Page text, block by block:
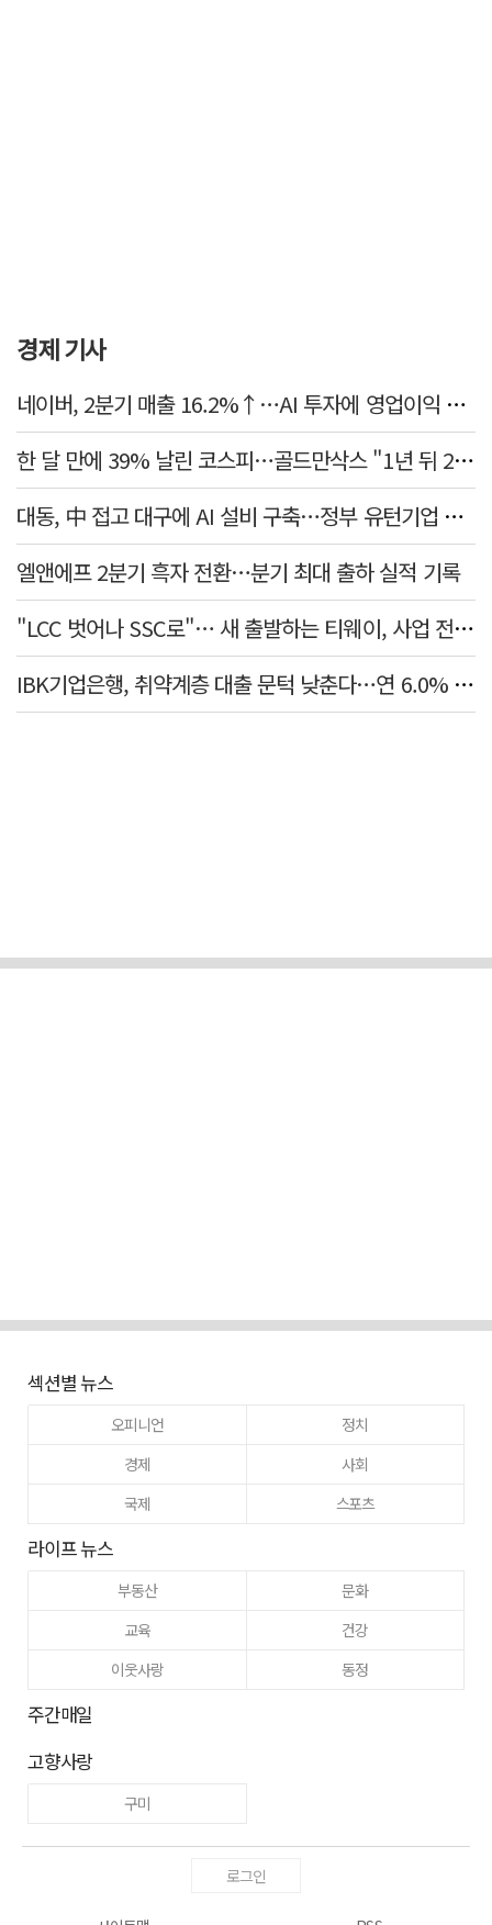
경제 기사
네이버, 2분기 매출 16.2%↑…AI 투자에 영업이익 소폭 감소
한 달 만에 39% 날린 코스피…골드만삭스 "1년 뒤 2배" 예상, 왜?
대동, 中 접고 대구에 AI 설비 구축…정부 유턴기업 선정
엘앤에프 2분기 흑자 전환…분기 최대 출하 실적 기록
"LCC 벗어나 SSC로"… 새 출발하는 티웨이, 사업 전략 발표
IBK기업은행, 취약계층 대출 문턱 낮춘다…연 6.0% 'i-ONE 햇살론 특례보증' 비대면 출시
섹션별 뉴스
오피니언
정치
경제
사회
국제
스포츠
라이프 뉴스
부동산
문화
교육
건강
이웃사랑
동정
주간매일
고향사랑
구미
로그인